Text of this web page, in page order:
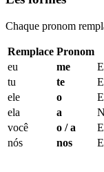
Chaque pronom
Remplace Pronom
eu
me
tu
te
ele
o
ela
a
você
o / a
nós
nos